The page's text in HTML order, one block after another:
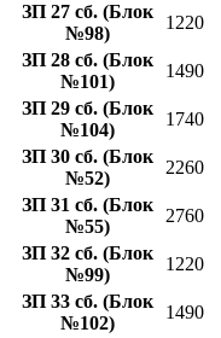
ЗП 27 сб. (Блок
№98)
1220
ЗП 28 сб. (Блок
№101)
1490
ЗП 29 сб. (Блок
№104)
1740
ЗП 30 сб. (Блок
№52)
2260
ЗП 31 сб. (Блок
№55)
2760
ЗП 32 сб. (Блок
№99)
1220
ЗП 33 сб. (Блок
№102)
1490